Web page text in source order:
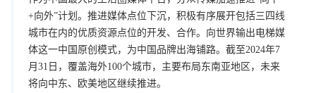
+向外”计划。推进媒体点位下沉，积极有序展开包括三四线
城市在内的优质资源点位的开发、合作。向世界输出电梯媒
体这一中国原创模式，为中国品牌出海铺路。截至2024年7
月31日，覆盖海外100个城市，主要布局东南亚地区，未来
将向中东、欧美地区继续推进。